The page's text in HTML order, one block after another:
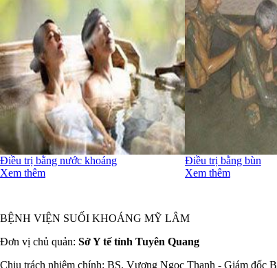
Điều trị bằng nước khoáng
Xem thêm
Điều trị bằng bùn
Xem thêm
BỆNH VIỆN SUỐI KHOÁNG MỸ LÂM
Đơn vị chủ quản: Sở Y tế tỉnh Tuyên Quang
Chịu trách nhiệm chính: BS. Vương Ngọc Thanh - Giám đốc